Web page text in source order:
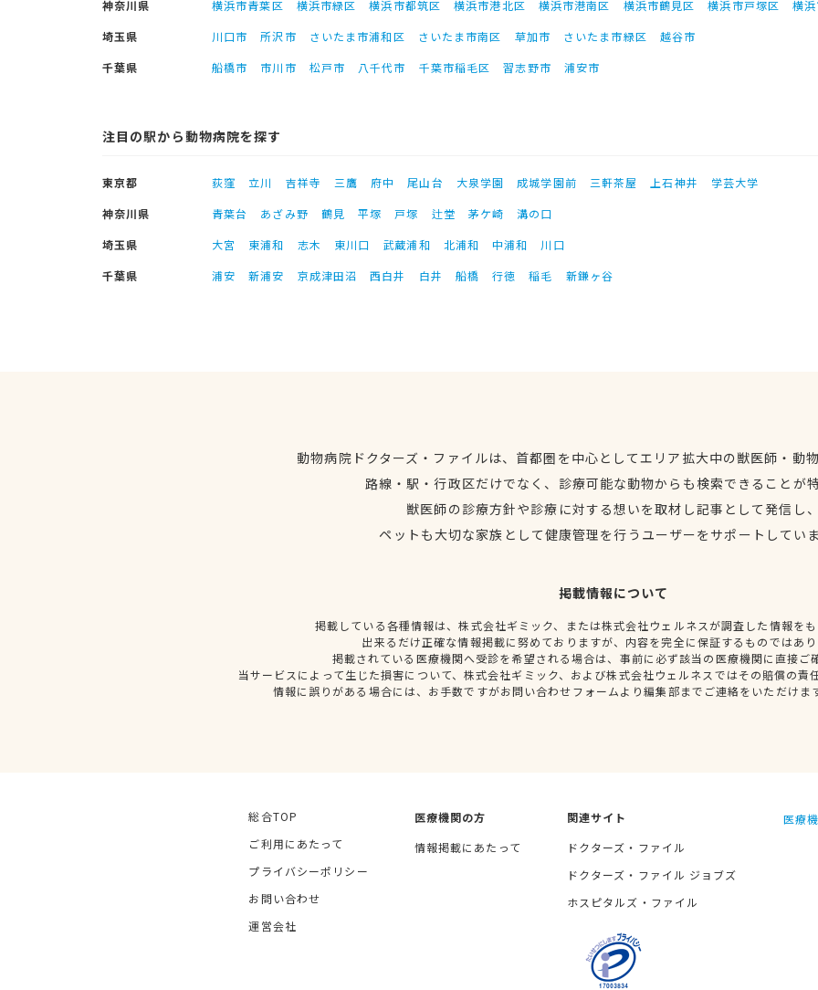
神奈川県
横浜市青葉区 横浜市緑区 横浜市都筑区 横浜市港北区 横浜市港南区 横浜市鶴見区 横浜市戸塚区
横
埼玉県
川口市 所沢市 さいたま市浦和区 さいたま市南区 草加市 さいたま市緑区
越谷市
千葉県
船橋市 市川市 松戸市 八千代市 千葉市稲毛区 習志野市 浦安市
注目の駅から動物病院を探す
東京都 荻窪 立川 吉祥寺 三鷹 府中 尾山台 大泉学園 成城学園前 三軒茶屋 上石神井
学芸大学
神奈川県
青葉台 あざみ野 鶴見 平塚 戸塚 辻堂 茅ケ崎
溝の口
埼玉県
大宮 東浦和 志木 東川口 武蔵浦和 北浦和 中浦和
川口
千葉県
浦安 新浦安 京成津田沼 西白井 白井 船橋 行徳 稲毛 新鎌ヶ谷
動物病院ドクターズ・ファイルは、首都圏を中心としてエリア拡大中の獣医師・動
路線・駅・行政区だけでなく、診療可能な動物からも検索できることが
獣医師の診療方針や診療に対する想いを取材し記事として発信し
ペットも大切な家族として健康管理を行うユーザーをサポートしてい
掲載情報について
掲載している各種情報は、株式会社ギミック、または株式会社ウェルネスが調査した情報を
出来るだけ正確な情報掲載に努めておりますが、内容を完全に保証するものではあ
掲載されている医療機関へ受診を希望される場合は、事前に必ず該当の医療機関に直接ご
当サービスによって生じた損害について、株式会社ギミック、および株式会社ウェルネスではその賠償の責
情報に誤りがある場合には、お手数ですがお問い合わせフォームより編集部までご連絡をいただけま
総合TOP
ご利用にあたって
プライバシーポリシー
お問い合わせ
運営会社
医療機関の方
情報掲載にあたって
関連サイト
ドクターズ・ファイル
ドクターズ・ファイル ジョブズ
ホスピタルズ・ファイル
医療